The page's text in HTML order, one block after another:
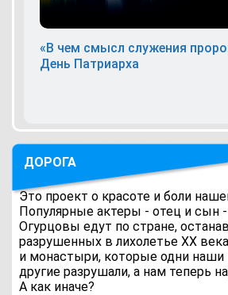
«В чем смысл служения
День Патриарха
ДОРОГА
Это проект о красоте и боли
Популярные актеры - отец и сын
Огурцовы едут по стране,
разрушенных в лихолетье ХХ
и монастыри, которые одни наши
другие разрушали, а нам теперь
А как иначе?